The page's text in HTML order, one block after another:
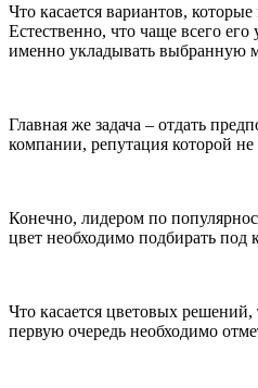
Что касается вариантов,
Естественно, что чаще всего
именно укладывать выбранную
Главная же задача – отдать
компании, репутация которой
Конечно, лидером по
цвет необходимо подбирать под
Что касается цветовых
первую очередь необходимо